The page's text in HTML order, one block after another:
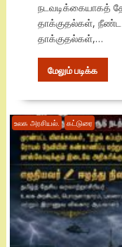
நடவடிக்கையாகத்
தாக்குதல்கள், நீண்ட
தாக்குதல்கள்,…
மேலும் படிக்க
உலக அரசியல். கட்டுரை